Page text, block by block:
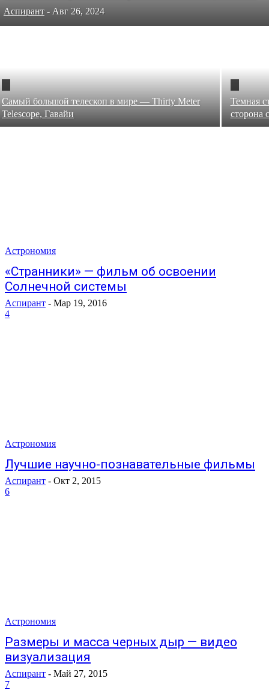
Аспирант - Авг 26, 2024
Самый большой телескоп в мире — Thirty Meter
Telescope, Гавайи
Темная
сторона
Астрономия
«Странники» — фильм об освоении
Солнечной системы
Аспирант - Мар 19, 2016
4
Астрономия
Лучшие научно-познавательные фильмы
Аспирант - Окт 2, 2015
6
Астрономия
Размеры и масса черных дыр — видео
визуализация
Аспирант - Май 27, 2015
7